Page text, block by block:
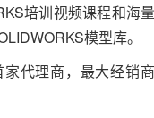
培训视频课程和海
模型库。
代理商，最大经销